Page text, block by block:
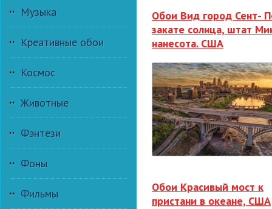
Музыка
Креативные обои
Космос
Животные
Фэнтези
Фоны
Фильмы
Обои Вид город Сент-
закате солнца, штат
нанесота. США
Обои Красивый мост к
пристани в океане, США